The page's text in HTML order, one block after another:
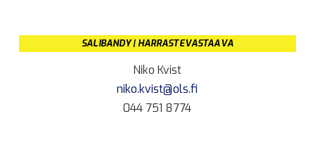
SALIBANDY | HARRASTEVASTAAVA
Niko Kvist
niko.kvist@ols.fi
044 751 8774